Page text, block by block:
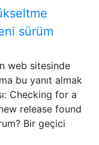
sürüm
web sitesinde
bu yanıt almak
Checking for a
release found
Bir geçici